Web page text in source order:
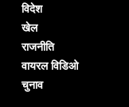
विदेश
खेल
राजनीति
वायरल विडिओ
चुनाव